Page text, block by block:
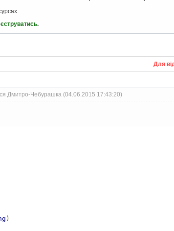
.
Для
Дмитро-Чебурашка (04.06.2015 17:43:20)
)